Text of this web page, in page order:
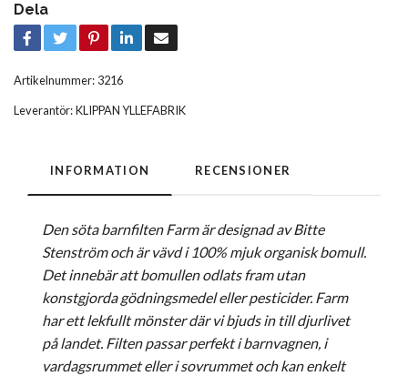
Dela
Artikelnummer: 3216
Leverantör:KLIPPAN YLLEFABRIK
INFORMATION RECENSIONER
Den söta barnfilten Farm är designad av Bitte
Stenström och är vävd i 100% mjuk organisk bomull.
Det innebär att bomullen odlats fram utan
konstgjorda gödningsmedel eller pesticider. Farm
har ett lekfullt mönster där vi bjuds in till djurlivet
på landet. Filten passar perfekt i barnvagnen, i
vardagsrummet eller i sovrummet och kan enkelt